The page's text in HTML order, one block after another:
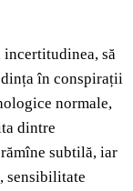
să
în conspirații
normale,
dintre
subtilă, iar
sensibilitate